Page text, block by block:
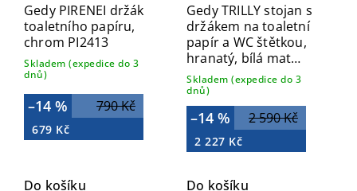
Gedy PIRENEI držák
toaletního papíru,
chrom PI2413
Skladem (expedice do 3
dnů)
790 Kč
–14 %
679 Kč
Do košíku
Gedy TRILLY stojan s
držákem na toaletní
papír a WC štětkou,
hranatý, bílá mat
TR3222
Skladem (expedice do 3
dnů)
2 590 Kč
–14 %
2 227 Kč
Do košíku